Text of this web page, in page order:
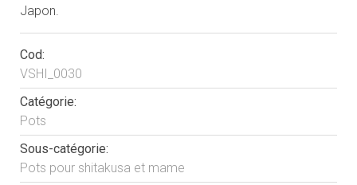
Japon.
Cod:
VSHI_0030
Catégorie:
Pots
Sous-catégorie:
Pots pour shitakusa et mame